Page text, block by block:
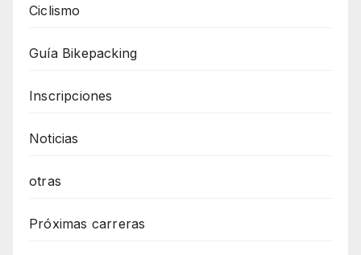
Ciclismo
Guía Bikepacking
Inscripciones
Noticias
otras
Próximas carreras